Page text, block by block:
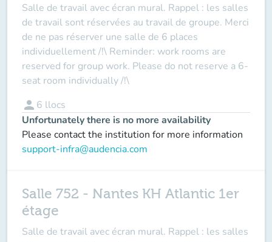
Salle de travail avec écran mural. Rappel : les salles
de travail sont réservées au travail de groupe. Merci
de ne pas réserver une salle de 6 places
individuellement /!\ Reminder: work rooms are
reserved for group work. Please do not reserve a 6-
seat room individually /!\
person 6 llocs
Unfortunately there is no more availability
Please contact the institution for more information
support-infra@audencia.com
Salle 752 - Nantes KH Atlantic 1er
étage
Salle de travail avec écran mural. Rappel : les salles